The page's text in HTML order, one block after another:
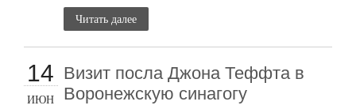
Читать далее
14
ИЮН
Визит посла Джона Теффта в
Воронежскую синагогу